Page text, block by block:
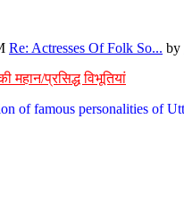
Re: Actresses Of Folk So... by
महान/प्रसिद्ध विभूतियां
of famous personalities of